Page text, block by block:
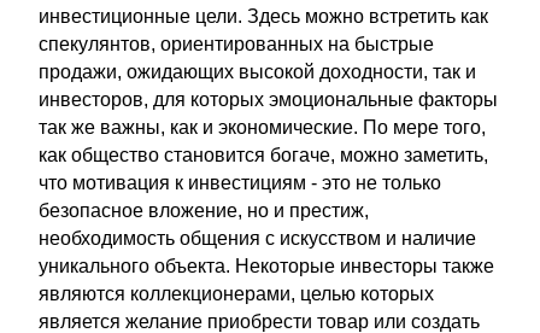
инвестиционные цели. Здесь можно встретить как
спекулянтов, ориентированных на быстрые
продажи, ожидающих высокой доходности, так и
инвесторов, для которых эмоциональные факторы
так же важны, как и экономические. По мере того,
как общество становится богаче, можно заметить,
что мотивация к инвестициям - это не только
безопасное вложение, но и престиж,
необходимость общения с искусством и наличие
уникального объекта. Некоторые инвесторы также
являются коллекционерами, целью которых
является желание приобрести товар или создать